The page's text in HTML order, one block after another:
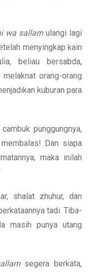
wa sallamulangi lagi
menyingkap kain
beliau bersabda,
melaknat orang-orang
kuburan para
punggungnya,
Dan siapa
maka inilah
shalat zhuhur, dan
tadi. Tiba-
masih punya utang
segera berkata,